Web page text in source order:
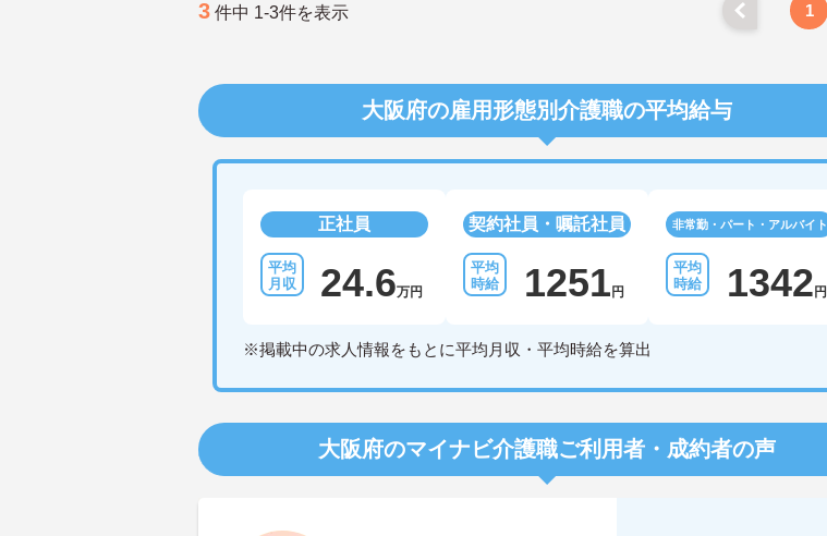
3 件中 1-3件を表示 1
大阪府の雇用形態別介護職の平均給与
正社員
24.6万円
契約社員・嘱託社員
1251 円
非常勤・パート・アルバイト
1342 円
※掲載中の求人情報をもとに平均月収・平均時給を算出
大阪府のマイナビ介護職ご利用者・成約者の声